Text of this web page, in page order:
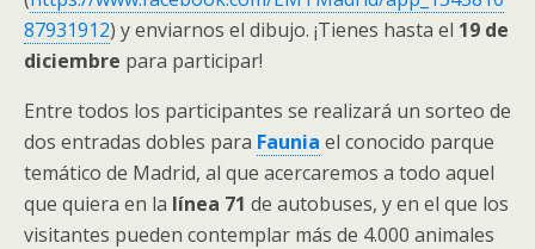
87931912) y enviarnos el dibujo. ¡Tienes hasta el 19 de
diciembre para participar!
Entre todos los participantes se realizará un sorteo de
dos entradas dobles para Faunia el conocido parque
temático de Madrid, al que acercaremos a todo aquel
que quiera en la línea 71 de autobuses, y en el que los
visitantes pueden contemplar más de 4.000 animales